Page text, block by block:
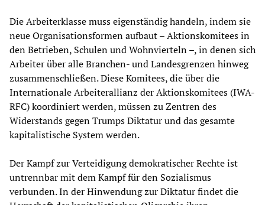
Die Arbeiterklasse muss eigenständig handeln, indem sie
neue Organisationsformen aufbaut – Aktionskomitees in
den Betrieben, Schulen und Wohnvierteln –, in denen sich
Arbeiter über alle Branchen- und Landesgrenzen hinweg
zusammenschließen. Diese Komitees, die über die
Internationale Arbeiterallianz der Aktionskomitees (IWA-
RFC) koordiniert werden, müssen zu Zentren des
Widerstands gegen Trumps Diktatur und das gesamte
kapitalistische System werden.
Der Kampf zur Verteidigung demokratischer Rechte ist
untrennbar mit dem Kampf für den Sozialismus
verbunden. In der Hinwendung zur Diktatur findet die